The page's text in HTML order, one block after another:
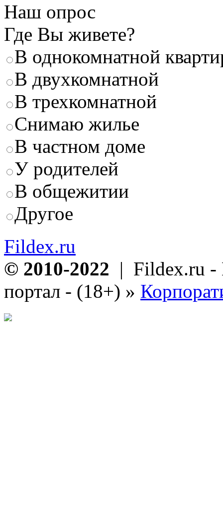
Наш опрос
Где Вы живете?
В однокомнатной
В двухкомнатной
В трехкомнатной
Снимаю жилье
В частном доме
У родителей
В общежитии
Другое
Fildex.ru
© 2010-2022 | Fildex.ru -
портал - (18+) »